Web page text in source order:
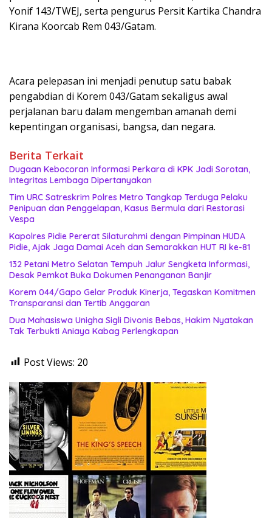
Yonif 143/TWEJ, serta pengurus Persit Kartika Chandra
Kirana Koorcab Rem 043/Gatam.
Acara pelepasan ini menjadi penutup satu babak
pengabdian di Korem 043/Gatam sekaligus awal
perjalanan baru dalam mengemban amanah demi
kepentingan organisasi, bangsa, dan negara.
Berita Terkait
Dugaan Kebocoran Informasi Perkara di KPK Jadi Sorotan,
Integritas Lembaga Dipertanyakan
Tim URC Satreskrim Polres Metro Tangkap Terduga Pelaku
Penipuan dan Penggelapan, Kasus Bermula dari Restorasi
Vespa
Kapolres Pidie Pererat Silaturahmi dengan Pimpinan HUDA
Pidie, Ajak Jaga Damai Aceh dan Semarakkan HUT RI ke-81
132 Petani Metro Selatan Tempuh Jalur Sengketa Informasi,
Desak Pemkot Buka Dokumen Penanganan Banjir
Korem 044/Gapo Gelar Produk Kinerja, Tegaskan Komitmen
Transparansi dan Tertib Anggaran
Dua Mahasiswa Unigha Sigli Divonis Bebas, Hakim Nyatakan
Tak Terbukti Aniaya Kabag Perlengkapan
Post Views: 20